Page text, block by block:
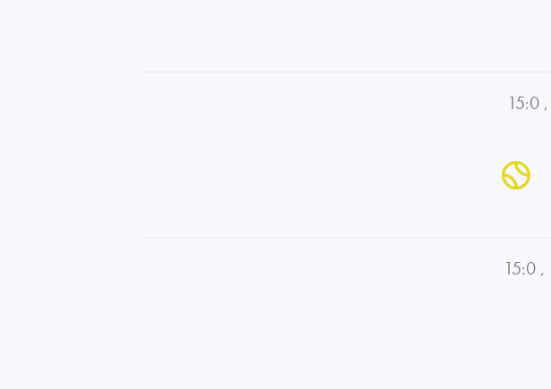
15:0 ,
15:0 ,